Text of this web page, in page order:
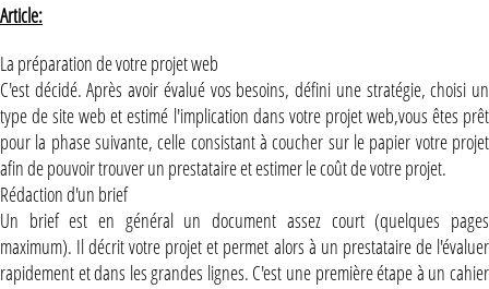
Article:
La préparation de votre projet web
C'est décidé. Après avoir évalué vos besoins, défini une stratégie, choisi un
type de site web et estimé l'implication dans votre projet web,vous êtes prêt
pour la phase suivante, celle consistant à coucher sur le papier votre projet
afin de pouvoir trouver un prestataire et estimer le coût de votre projet.
Rédaction d'un brief
Un brief est en général un document assez court (quelques pages
maximum). Il décrit votre projet et permet alors à un prestataire de l'évaluer
rapidement et dans les grandes lignes. C'est une première étape à un cahier